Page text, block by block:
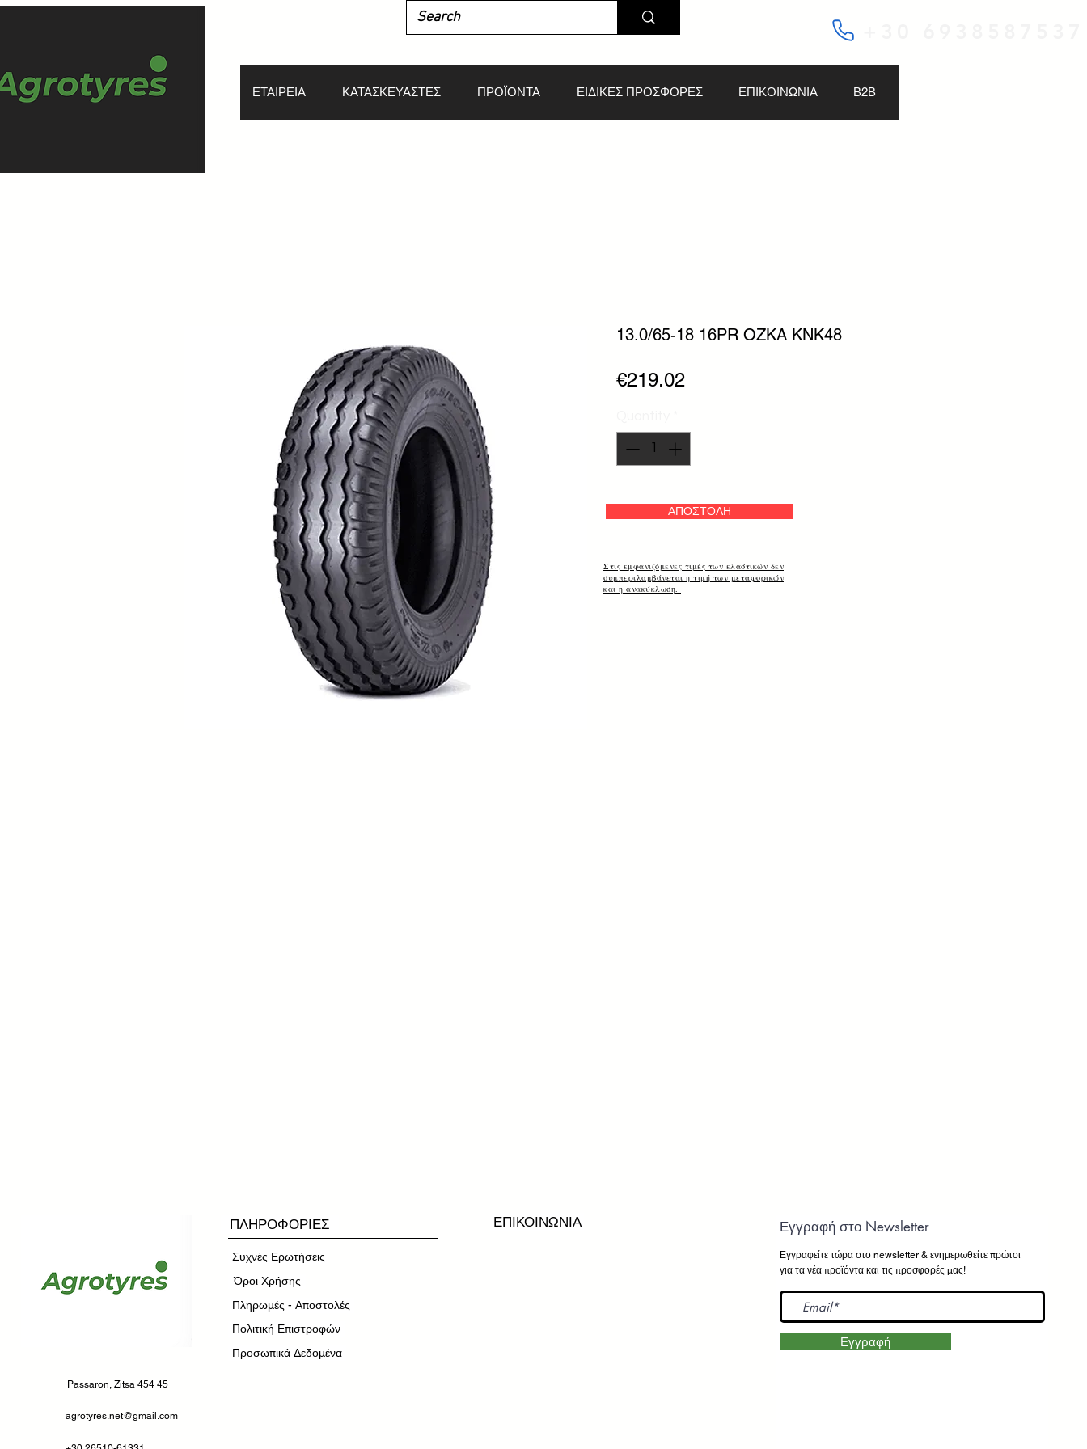
ΕΤΑΙΡΕΙΑ ΚΑΤΑΣΚΕΥΑΣΤΕΣ ΠΡΟΪΟΝΤΑ ΕΙΔΙΚΕΣ ΠΡΟΣΦΟΡΕΣ ΕΠΙΚΟΙΝΩΝΙΑ Β2Β
13.0/65-18 16PR OZKA KNK48
€219.02Price
ΑΠΟΣΤΟΛΗ
Στις εμφανιζόμενες τιμές των ελαστικών δεν
συμπεριλαμβάνεται η τιμή των μεταφορικών
και η ανακύκλωση.
ΠΛΗΡΟΦΟΡΙΕΣ
Συχνές Ερωτήσεις
​Όροι Χρήσης
Πληρωμές - Αποστολές
Πολιτική Επιστροφών
Προσωπικά Δεδομένα
Passaron, Zitsa 454 45
agrotyres.net@gmail.com
ΕΠΙΚΟΙΝΩΝΙΑ Εγγραφή στο Newsletter
Εγγραφείτε τώρα στο newsletter & ενημερωθείτε πρώτοι
για τα νέα προϊόντα και τις προσφορές μας!
Εγγραφή